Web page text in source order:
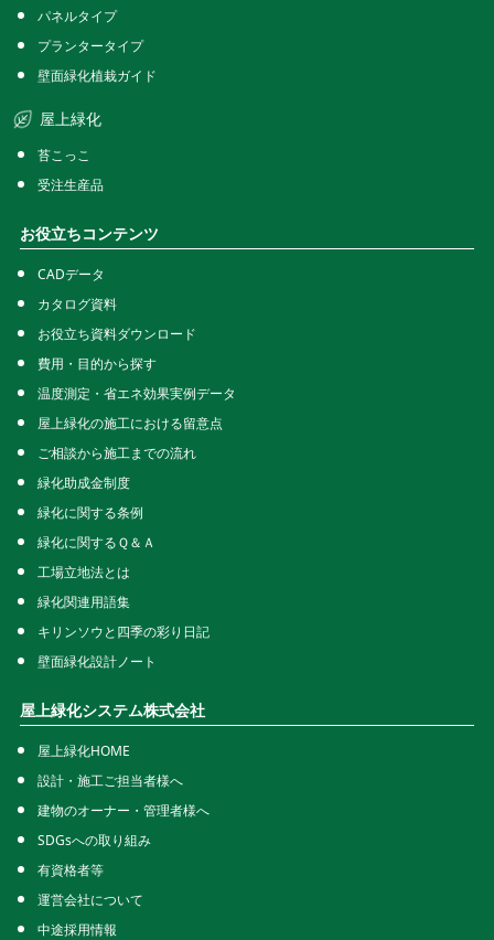
パネルタイプ
プランタータイプ
壁面緑化植栽ガイド
屋上緑化
苔こっこ
受注生産品
お役立ちコンテンツ
CADデータ
カタログ資料
お役立ち資料ダウンロード
費用・目的から探す
温度測定・省エネ効果実例データ
屋上緑化の施工における留意点
ご相談から施工までの流れ
緑化助成金制度
緑化に関する条例
緑化に関するＱ＆Ａ
工場立地法とは
緑化関連用語集
キリンソウと四季の彩り日記
壁面緑化設計ノート
屋上緑化システム株式会社
屋上緑化HOME
設計・施工ご担当者様へ
建物のオーナー・管理者様へ
SDGsへの取り組み
有資格者等
運営会社について
中途採用情報